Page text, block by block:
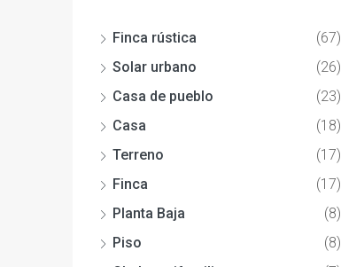
Finca rústica
(67)
Solar urbano
(26)
Casa de pueblo
(23)
Casa
(18)
Terreno
(17)
Finca
(17)
Planta Baja
(8)
Piso
(8)